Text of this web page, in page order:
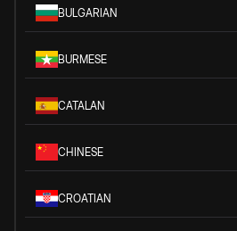
BULGARIAN
BURMESE
CATALAN
CHINESE
CROATIAN